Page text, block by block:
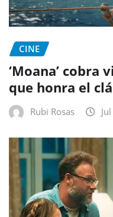
CINE
‘Moana’ cobra
que honra el
Rubi Rosas